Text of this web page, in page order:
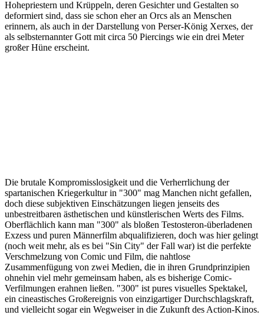
Hohepriestern und Krüppeln, deren Gesichter und Gestalten so
deformiert sind, dass sie schon eher an Orcs als an Menschen
erinnern, als auch in der Darstellung von Perser-König Xerxes, der
als selbsternannter Gott mit circa 50 Piercings wie ein drei Meter
großer Hüne erscheint.
Die brutale Kompromisslosigkeit und die Verherrlichung der
spartanischen Kriegerkultur in "300" mag Manchen nicht gefallen,
doch diese subjektiven Einschätzungen liegen jenseits des
unbestreitbaren ästhetischen und künstlerischen Werts des Films.
Oberflächlich kann man "300" als bloßen Testosteron-überladenen
Exzess und puren Männerfilm abqualifizieren, doch was hier gelingt
(noch weit mehr, als es bei "Sin City" der Fall war) ist die perfekte
Verschmelzung von Comic und Film, die nahtlose
Zusammenfügung von zwei Medien, die in ihren Grundprinzipien
ohnehin viel mehr gemeinsam haben, als es bisherige Comic-
Verfilmungen erahnen ließen. "300" ist pures visuelles Spektakel,
ein cineastisches Großereignis von einzigartiger Durchschlagskraft,
und vielleicht sogar ein Wegweiser in die Zukunft des Action-Kinos.